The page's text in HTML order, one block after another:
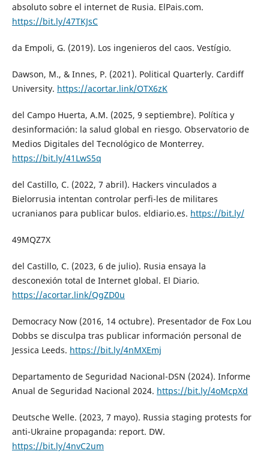
absoluto sobre el internet de Rusia. ElPais.com.
https://bit.ly/47TKJsC
da Empoli, G. (2019). Los ingenieros del caos. Vestígio.
Dawson, M., & Innes, P. (2021). Political Quarterly. Cardiff
University. https://acortar.link/OTX6zK
del Campo Huerta, A.M. (2025, 9 septiembre). Política y
desinformación: la salud global en riesgo. Observatorio de
Medios Digitales del Tecnológico de Monterrey.
https://bit.ly/41LwS5q
del Castillo, C. (2022, 7 abril). Hackers vinculados a
Bielorrusia intentan controlar perfi-les de militares
ucranianos para publicar bulos. eldiario.es. https://bit.ly/
49MQZ7X
del Castillo, C. (2023, 6 de julio). Rusia ensaya la
desconexión total de Internet global. El Diario.
https://acortar.link/QgZD0u
Democracy Now (2016, 14 octubre). Presentador de Fox Lou
Dobbs se disculpa tras publicar información personal de
Jessica Leeds. https://bit.ly/4nMXEmj
Departamento de Seguridad Nacional-DSN (2024). Informe
Anual de Seguridad Nacional 2024. https://bit.ly/4oMcpXd
Deutsche Welle. (2023, 7 mayo). Russia staging protests for
anti-Ukraine propaganda: report. DW.
https://bit.ly/4nvC2um